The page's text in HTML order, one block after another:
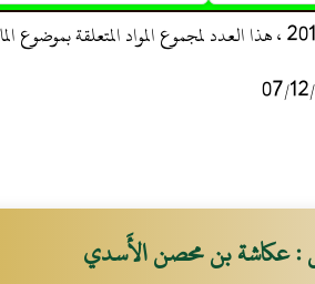
: عكاشة بن محصن الأَسدي